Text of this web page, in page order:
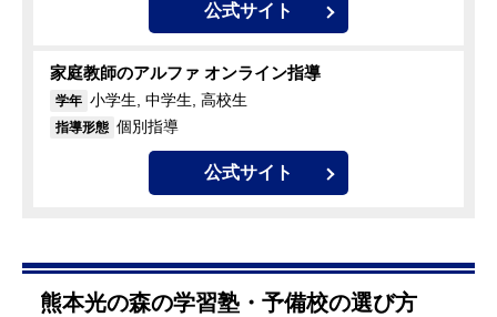
公式サイト
家庭教師のアルファ オンライン指導
学年 小学生, 中学生, 高校生
指導形態 個別指導
公式サイト
熊本光の森の学習塾・予備校の選び方